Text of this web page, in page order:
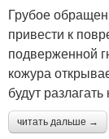
Грубое
привести к
подверженной
кожура
будут
читать дальше →